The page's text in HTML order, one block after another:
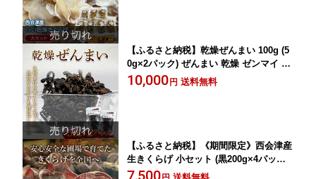
【ふるさと納税】乾燥ぜんまい 100g (5
0g×2パック) ぜんまい 乾燥 ゼンマイ 国
産 山菜 煮物 ナムル おひたし 食品 F4D-
0231
10,000 円 送料無料
【ふるさと納税】《期間限定》西会津産
生きくらげ 小セット (黒200g×4パック)
完全無農薬 生 きくらげ 木耳 キクラゲ
7,500